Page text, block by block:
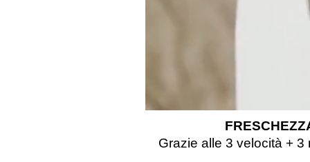
Grazie alle 3 velocità +